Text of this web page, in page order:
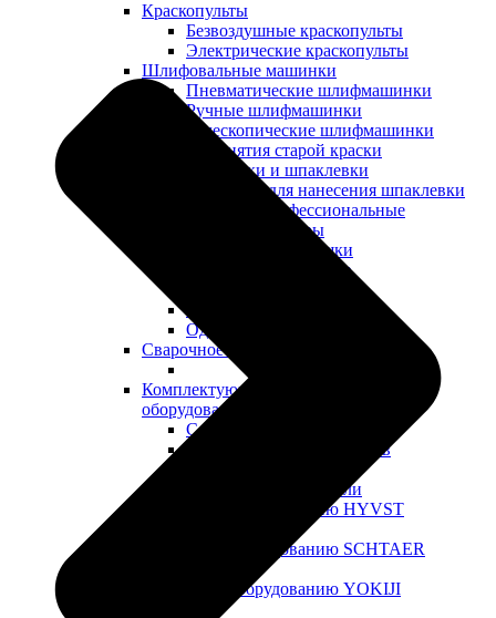
Краскопульты
Безвоздушные краскопульты
Электрические краскопульты
Шлифовальные машинки
Пневматические шлифмашинки
Ручные шлифмашинки
Телескопические шлифмашинки
Для снятия старой краски
Для штукатурки и шпаклевки
Аппараты для нанесения шпаклевки
Шпатели профессиональные
Сопутствующие товары
Инфракрасные сушки
Мойки краскопультов
Малярные светильники
Одежда
Сварочное оборудование
Комплектующие для окрасочного
оборудования
Сопла для краскопультов
Шланги для краскопультов
Влагомаслоотделители
Запчасти к оборудованию HYVST
Запчасти к оборудованию SCHTAER
Запчасти к оборудованию YOKIJI